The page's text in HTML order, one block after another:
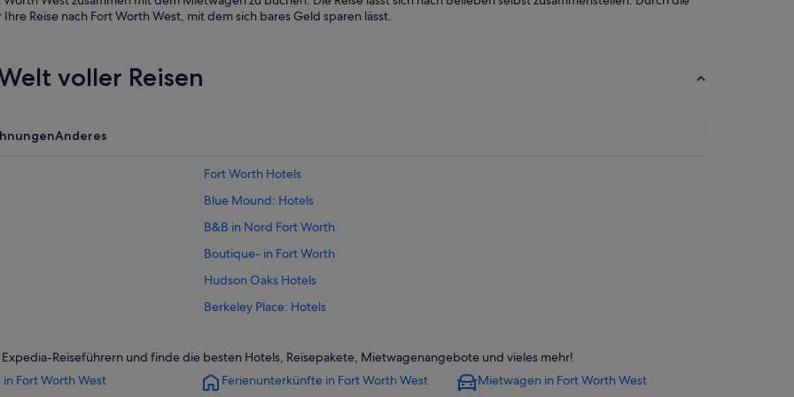
Reise nach Fort Worth West, mit dem sich bares Geld sparen lässt.
voller Reisen
Anderes
Fort Worth Hotels
Blue Mound: Hotels
B&B in Nord Fort Worth
Boutique- in Fort Worth
Hudson Oaks Hotels
Berkeley Place: Hotels
Historische in Fort Worth Stockyards
Clearfork: Hotels
Reiseführern und finde die besten Hotels, Reisepakete, Mietwagenangebote und vieles mehr!
in Fort Worth West
Ferienunterkünfte in Fort Worth West Mietwagen in Fort Worth West